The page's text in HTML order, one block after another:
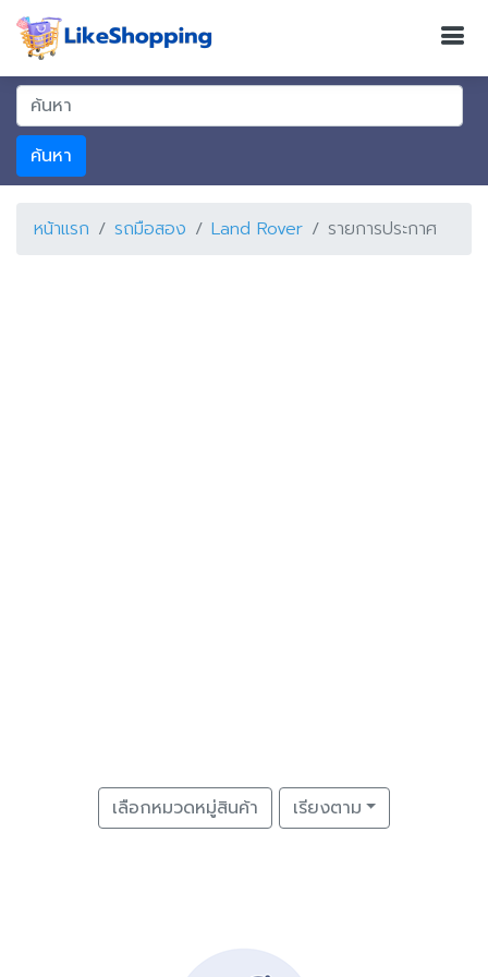
ค้นหา
หน้าแรก รถมือสอง Land Rover รายการประกาศ
เลือกหมวดหมู่สินค้า เรียงตาม